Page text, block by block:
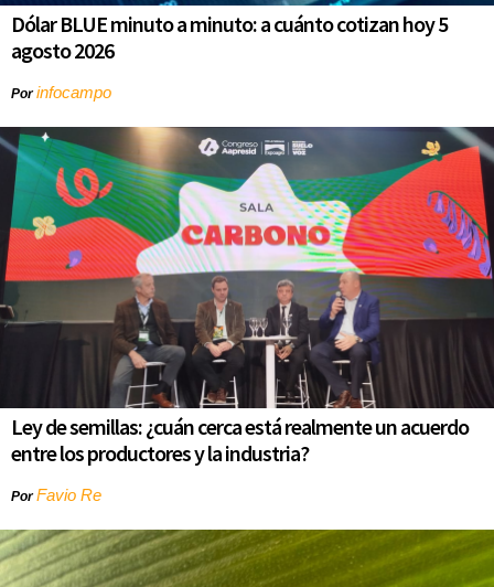
Dólar BLUE minuto a minuto: a cuánto cotizan hoy 5
agosto 2026
Porinfocampo
Ley de semillas: ¿cuán cerca está realmente un acuerdo
entre los productores y la industria?
PorFavio Re